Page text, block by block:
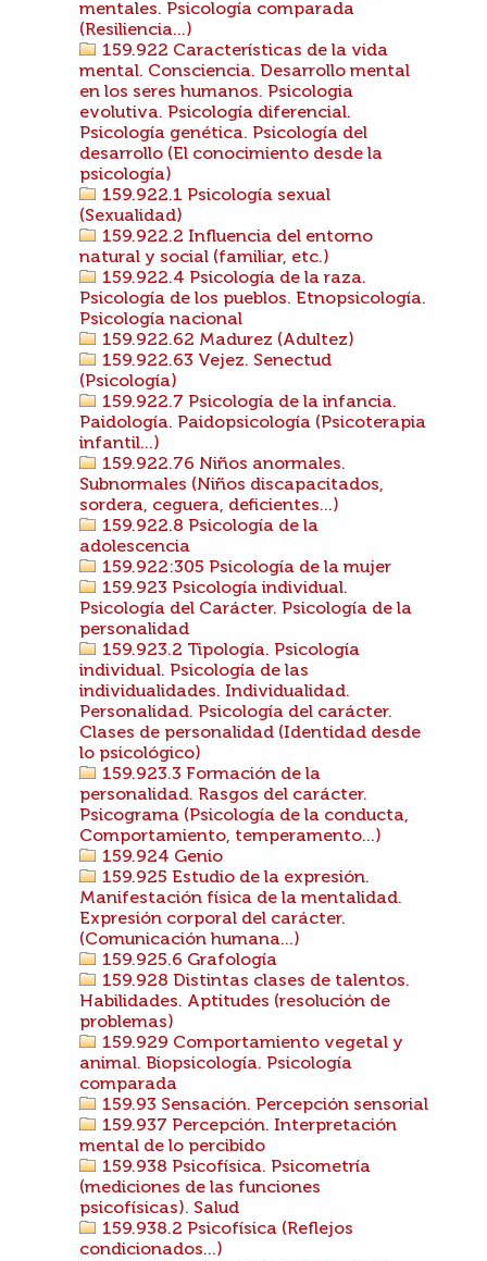
mentales. Psicología comparada
(Resiliencia...)
159.922 Características de la vida
mental. Consciencia. Desarrollo mental
en los seres humanos. Psicologia
evolutiva. Psicología diferencial.
Psicología genética. Psicología del
desarrollo (El conocimiento desde la
psicología)
159.922.1 Psicología sexual
(Sexualidad)
159.922.2 Influencia del entorno
natural y social (familiar, etc.)
159.922.4 Psicología de la raza.
Psicología de los pueblos. Etnopsicología.
Psicología nacional
159.922.62 Madurez (Adultez)
159.922.63 Vejez. Senectud
(Psicología)
159.922.7 Psicología de la infancia.
Paidología. Paidopsicología (Psicoterapia
infantil...)
159.922.76 Niños anormales.
Subnormales (Niños discapacitados,
sordera, ceguera, deficientes...)
159.922.8 Psicología de la
adolescencia
159.922:305 Psicología de la mujer
159.923 Psicología individual.
Psicología del Carácter. Psicología de la
personalidad
159.923.2 Tipología. Psicología
individual. Psicología de las
individualidades. Individualidad.
Personalidad. Psicología del carácter.
Clases de personalidad (Identidad desde
lo psicológico)
159.923.3 Formación de la
personalidad. Rasgos del carácter.
Psicograma (Psicología de la conducta,
Comportamiento, temperamento...)
159.924 Genio
159.925 Estudio de la expresión.
Manifestación física de la mentalidad.
Expresión corporal del carácter.
(Comunicación humana...)
159.925.6 Grafología
159.928 Distintas clases de talentos.
Habilidades. Aptitudes (resolución de
problemas)
159.929 Comportamiento vegetal y
animal. Biopsicología. Psicología
comparada
159.93 Sensación. Percepción sensorial
159.937 Percepción. Interpretación
mental de lo percibido
159.938 Psicofísica. Psicometría
(mediciones de las funciones
psicofísicas). Salud
159.938.2 Psicofísica (Reflejos
condicionados...)